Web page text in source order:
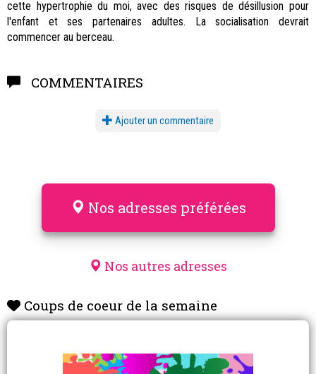
cette hypertrophie du moi, avec des risques de désillusion pour
l'enfant et ses partenaires adultes. La socialisation devrait
commencer au berceau.
COMMENTAIRES
Ajouter un commentaire
Nos adresses préférées
Nos autres adresses
Coups de coeur de la semaine